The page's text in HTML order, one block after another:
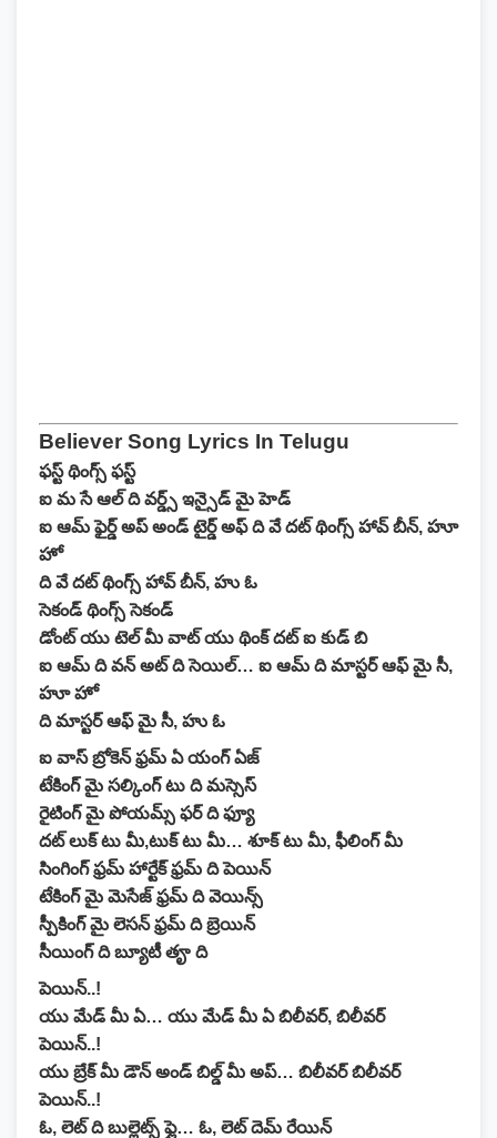
Believer Song Lyrics In Telugu
ఫస్ట్ థింగ్స్ ఫస్ట్
ఐ మ సే ఆల్ ది వర్డ్స్ ఇన్సైడ్ మై హెడ్
ఐ ఆమ్ ఫైర్డ్ అప్ అండ్ టైర్డ్ అఫ్ ది వే దట్ థింగ్స్ హావ్ బీన్, హూ
హో
ది వే దట్ థింగ్స్ హావ్ బీన్, హు ఓ
సెకండ్ థింగ్స్ సెకండ్
డోంట్ యు టెల్ మీ వాట్ యు థింక్ దట్ ఐ కుడ్ బి
ఐ ఆమ్ ది వన్ అట్ ది సెయిల్… ఐ ఆమ్ ది మాస్టర్ ఆఫ్ మై సీ,
హూ హో
ది మాస్టర్ ఆఫ్ మై సీ, హు ఓ
ఐ వాస్ బ్రోకెన్ ఫ్రమ్ ఏ యంగ్ ఏజ్
టేకింగ్ మై సల్కింగ్ టు ది మస్సెస్
రైటింగ్ మై పోయమ్స్ ఫర్ ది ఫ్యూ
దట్ లుక్ టు మీ,టుక్ టు మీ… శూక్ టు మీ, ఫీలింగ్ మీ
సింగింగ్ ఫ్రమ్ హార్టేక్ ఫ్రమ్ ది పెయిన్
టేకింగ్ మై మెసేజ్ ఫ్రమ్ ది వెయిన్స్
స్పీకింగ్ మై లెసన్ ఫ్రమ్ ది బ్రెయిన్
సీయింగ్ ది బ్యూటీ తౄ ది
పెయిన్..!
యు మేడ్ మీ ఏ… యు మేడ్ మీ ఏ బిలీవర్, బిలీవర్
పెయిన్..!
యు బ్రేక్ మీ డౌన్ అండ్ బిల్డ్ మీ అప్… బిలీవర్ బిలీవర్
పెయిన్..!
ఓ, లెట్ ది బుల్లెట్స్ ఫ్లై… ఓ, లెట్ దెమ్ రేయిన్